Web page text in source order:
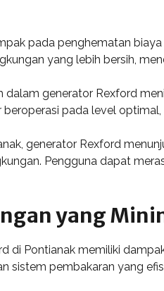
pada penghematan
yang lebih bersih,
dalam generator Rexford
pada level
generator Rexford
Pengguna dapat
yang
di Pontianak memiliki
sistem pembakaran yang